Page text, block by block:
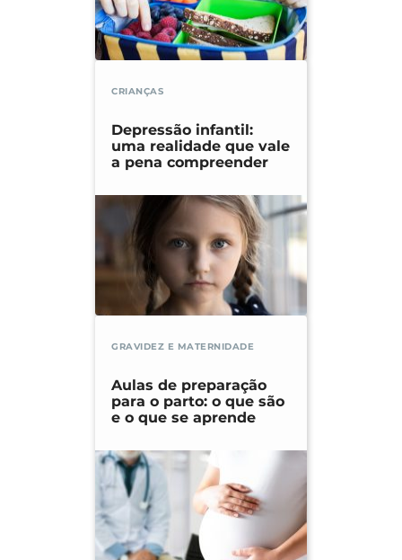
CRIANÇAS
Depressão infantil:
uma realidade que vale
a pena compreender
GRAVIDEZ E MATERNIDADE
Aulas de preparação
para o parto: o que são
e o que se aprende